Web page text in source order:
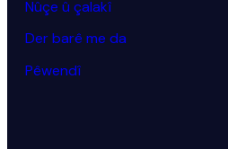
Nûçe û çalakî
Der barê me da
Pêwendî